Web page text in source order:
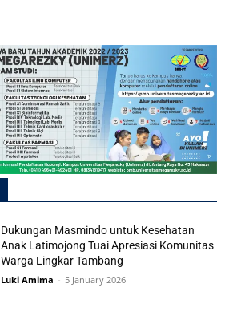
Dukungan Masmindo untuk Kesehatan
Anak Latimojong Tuai Apresiasi Komunitas
Warga Lingkar Tambang
Luki Amima - 5 January 2026